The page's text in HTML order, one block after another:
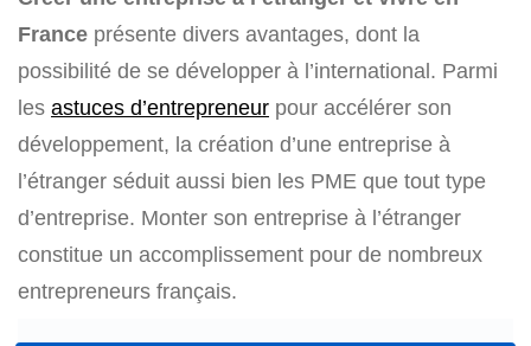
France présente divers avantages, dont la
possibilité de se développer à l’international. Parmi
les astuces d’entrepreneur pour accélérer son
développement, la création d’une entreprise à
l’étranger séduit aussi bien les PME que tout type
d’entreprise. Monter son entreprise à l’étranger
constitue un accomplissement pour de nombreux
entrepreneurs français.